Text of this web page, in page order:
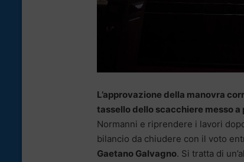
L’approvazione della manovra
tassello dello scacchiere messo
Normanni e riprendere i lavori
bilancio da chiudere con il voto
Gaetano Galvagno. Si tratta di